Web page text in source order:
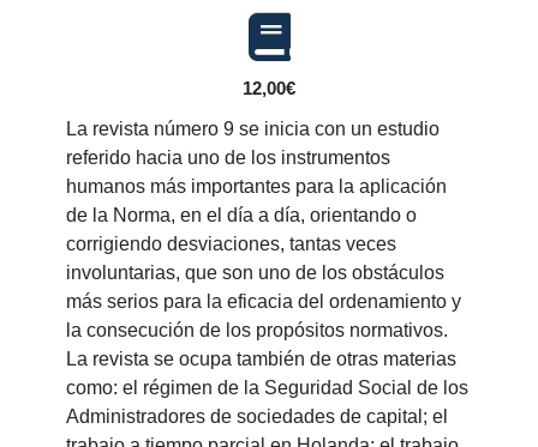
12,00€
La revista número 9 se inicia con un estudio
referido hacia uno de los instrumentos
humanos más importantes para la aplicación
de la Norma, en el día a día, orientando o
corrigiendo desviaciones, tantas veces
involuntarias, que son uno de los obstáculos
más serios para la eficacia del ordenamiento y
la consecución de los propósitos normativos.
La revista se ocupa también de otras materias
como: el régimen de la Seguridad Social de los
Administradores de sociedades de capital; el